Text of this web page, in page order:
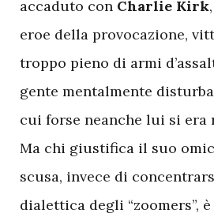
accaduto con Charlie Kirk
eroe della provocazione,
troppo pieno di armi
gente mentalmente
cui forse neanche lui si era
Ma chi giustifica il suo
scusa, invece di
dialettica degli “zoomers”,